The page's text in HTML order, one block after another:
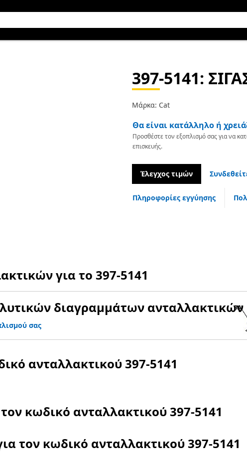
397-5141:
Μάρκα: Cat
Θα είναι κατάλληλο ή
Προσθέστε τον εξοπλισμό σας για να
επισκευής.
Έλεγχος τιμών
Πληροφορίες εγγύησης
για το 397-5141
διαγραμμάτων ανταλλακτικών
σας
ανταλλακτικού397-5141
κωδικό ανταλλακτικού397-5141
τον κωδικό ανταλλακτικού397-5141